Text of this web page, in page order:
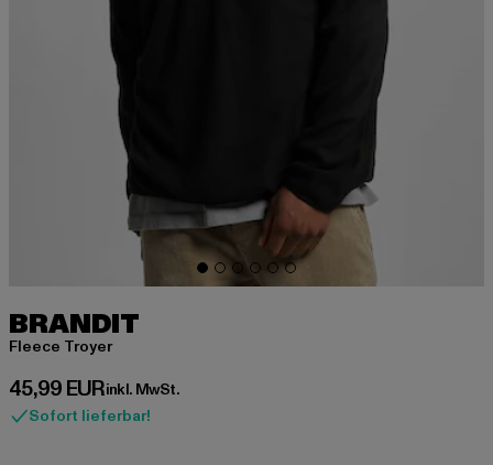
BRANDIT
Fleece Troyer
45,99 EUR
Derzeitiger Preis: 45,99 EUR
inkl. MwSt.
Sofort lieferbar!